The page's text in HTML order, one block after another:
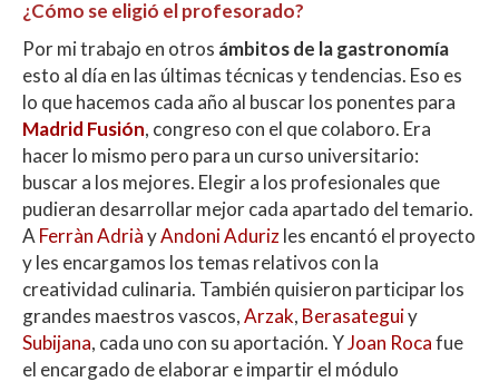
¿Cómo se eligió el profesorado?
Por mi trabajo en otros ámbitos de la gastronomía
esto al día en las últimas técnicas y tendencias. Eso es
lo que hacemos cada año al buscar los ponentes para
Madrid Fusión, congreso con el que colaboro. Era
hacer lo mismo pero para un curso universitario:
buscar a los mejores. Elegir a los profesionales que
pudieran desarrollar mejor cada apartado del temario.
A Ferràn AdriàyAndoni Adurizles encantó el proyecto
y les encargamos los temas relativos con la
creatividad culinaria. También quisieron participar los
grandes maestros vascos,Arzak, Berasateguiy
Subijana, cada uno con su aportación. YJoan Rocafue
el encargado de elaborar e impartir el módulo